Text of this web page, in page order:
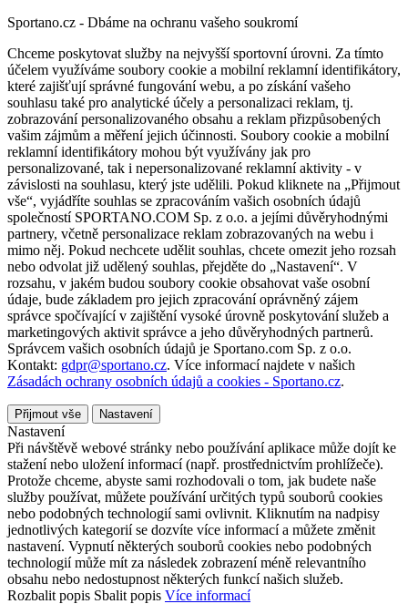
Sportano.cz - Dbáme na ochranu vašeho soukromí
Chceme poskytovat služby na nejvyšší sportovní úrovni. Za tímto
účelem využíváme soubory cookie a mobilní reklamní identifikátory,
které zajišťují správné fungování webu, a po získání vašeho
souhlasu také pro analytické účely a personalizaci reklam, tj.
zobrazování personalizovaného obsahu a reklam přizpůsobených
vašim zájmům a měření jejich účinnosti. Soubory cookie a mobilní
reklamní identifikátory mohou být využívány jak pro
personalizované, tak i nepersonalizované reklamní aktivity - v
závislosti na souhlasu, který jste udělili. Pokud kliknete na „Přijmout
vše“, vyjádříte souhlas se zpracováním vašich osobních údajů
společností SPORTANO.COM Sp. z o.o. a jejími důvěryhodnými
partnery, včetně personalizace reklam zobrazovaných na webu i
mimo něj. Pokud nechcete udělit souhlas, chcete omezit jeho rozsah
nebo odvolat již udělený souhlas, přejděte do „Nastavení“. V
rozsahu, v jakém budou soubory cookie obsahovat vaše osobní
údaje, bude základem pro jejich zpracování oprávněný zájem
správce spočívající v zajištění vysoké úrovně poskytování služeb a
marketingových aktivit správce a jeho důvěryhodných partnerů.
Správcem vašich osobních údajů je Sportano.com Sp. z o.o.
Kontakt: gdpr@sportano.cz. Více informací najdete v našich
Zásadách ochrany osobních údajů a cookies - Sportano.cz.
Přijmout vše Nastavení
Nastavení
Při návštěvě webové stránky nebo používání aplikace může dojít ke
stažení nebo uložení informací (např. prostřednictvím prohlížeče).
Protože chceme, abyste sami rozhodovali o tom, jak budete naše
služby používat, můžete používání určitých typů souborů cookies
nebo podobných technologií sami ovlivnit. Kliknutím na nadpisy
jednotlivých kategorií se dozvíte více informací a můžete změnit
nastavení. Vypnutí některých souborů cookies nebo podobných
technologií může mít za následek zobrazení méně relevantního
obsahu nebo nedostupnost některých funkcí našich služeb.
Rozbalit popis Sbalit popis Více informací